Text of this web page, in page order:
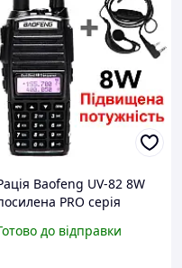
Baofeng UV-82 8W
PRO серія
гарнітура,
до відправки